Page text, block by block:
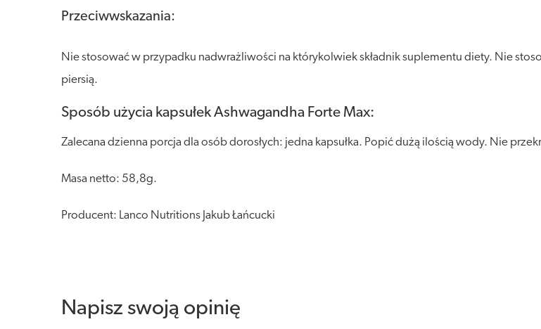
Przeciwwskazania:
Nie stosować w przypadku nadwrażliwości na którykolwiek składnik suplementu diety. Nie
piersią.
Sposób użycia kapsułek Ashwagandha Forte Max:
Zalecana dzienna porcja dla osób dorosłych: jedna kapsułka. Popić dużą ilością wody. Nie
Masa netto: 58,8g.
Producent: Lanco Nutritions Jakub Łańcucki
Napisz swoją opinię